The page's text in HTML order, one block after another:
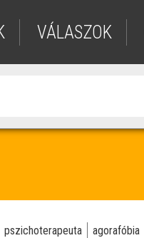
VÁLASZOK
pszichoterapeuta agorafóbia